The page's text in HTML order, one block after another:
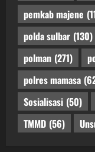
pemkab majene
polda sulbar (130)
polman (271)
polres mamasa
Sosialisasi (50)
TMMD (56)